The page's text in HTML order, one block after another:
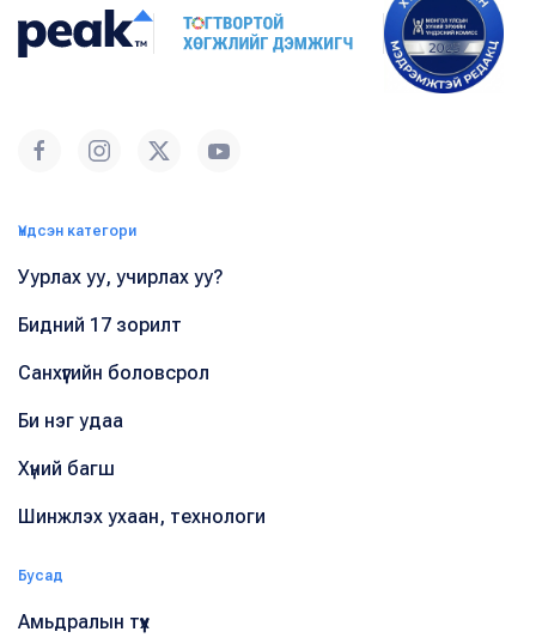
Үндсэн категори
Уурлах уу, учирлах уу?
Бидний 17 зорилт
Санхүүгийн боловсрол
Би нэг удаа
Хүний багш
Шинжлэх ухаан, технологи
Бусад
Амьдралын түүх